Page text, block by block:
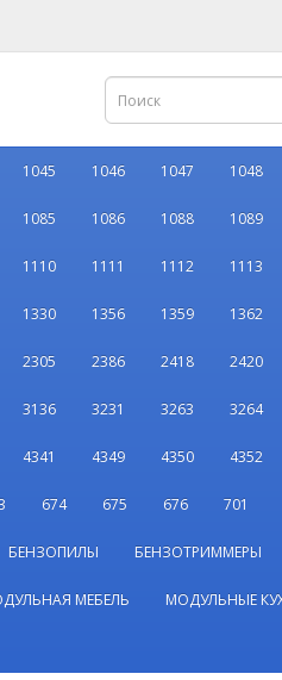
1045 1046 1047 1048
1085 1086 1088 1089
1110 1111 1112 1113
1330 1356 1359 1362
2305 2386 2418 2420
3136 3231 3263 3264
4341 4349 4350 4352
674 675 676 701
БЕНЗОПИЛЫ БЕНЗОТРИММЕРЫ
МЕБЕЛЬ МОДУЛЬНЫЕ